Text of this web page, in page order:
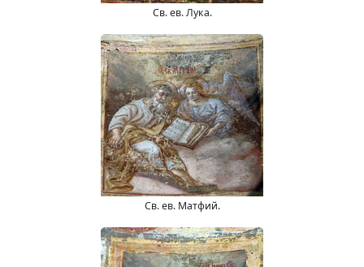
Св. ев. Лука.
Св. ев. Матфий.